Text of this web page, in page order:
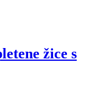
izdelka
žice s